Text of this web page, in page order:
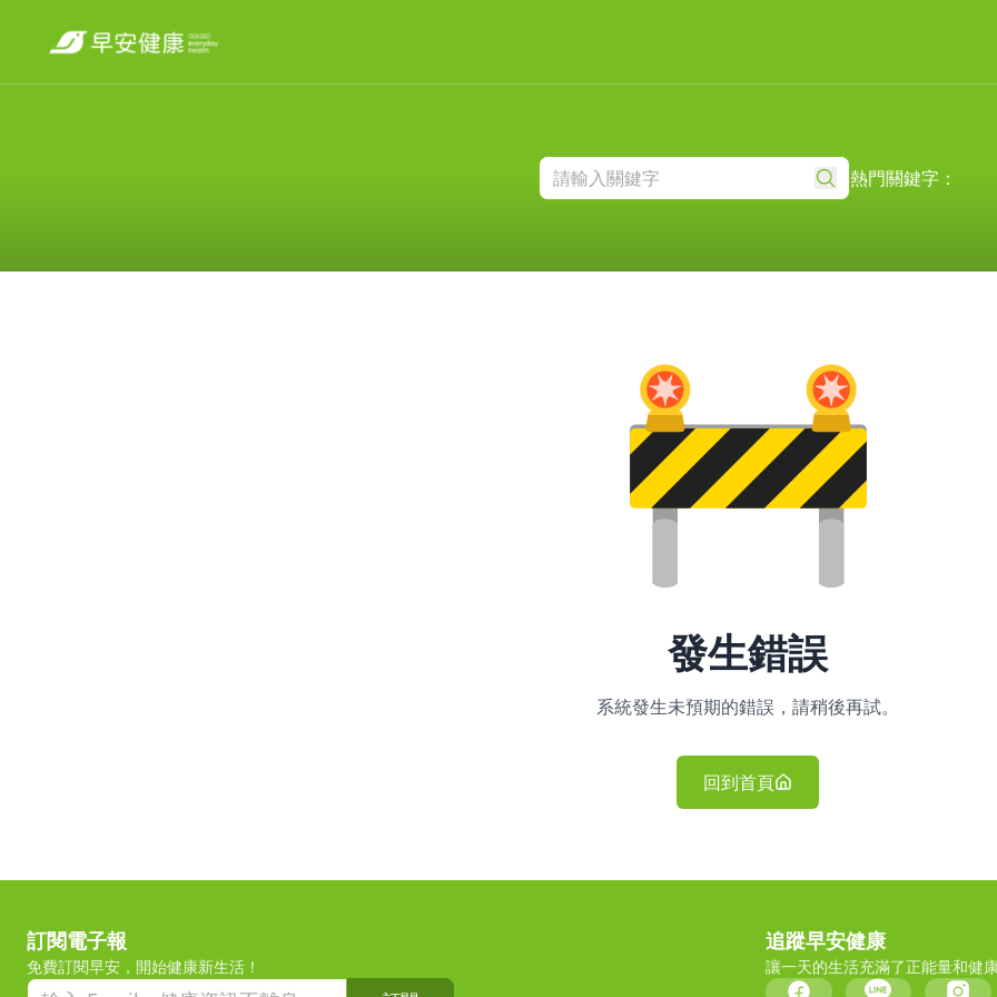
熱門關鍵字：
發生錯誤
系統發生未預期的錯誤，請稍後再試。
回到首頁
訂閱電子報
免費訂閱早安，開始健康新生活！
追蹤早安健康
讓一天的生活充滿了正能量和健